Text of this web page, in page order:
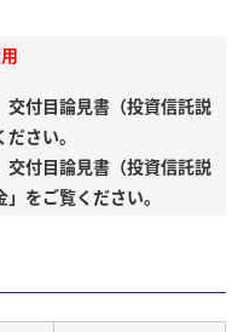
交付目論見書（投資信託説
さい。
交付目論見書（投資信託説
をご覧ください。